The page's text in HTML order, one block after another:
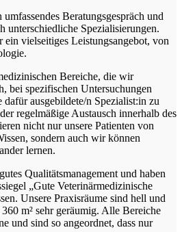
Beratungsgespräch und
unterschiedliche Spezialisierungen.
vielseitiges Leistungsangebot, von
Bereiche, die wir
bei spezifischen Untersuchungen
ausgebildete/n Spezialist:in zu
regelmäßige Austausch innerhalb des
nicht nur unsere Patienten von
sondern auch wir können
lernen.
Qualitätsmanagement und haben
„Gute Veterinärmedizinische
Unsere Praxisräume sind hell und
m² sehr geräumig. Alle Bereiche
und sind so angeordnet, dass nur